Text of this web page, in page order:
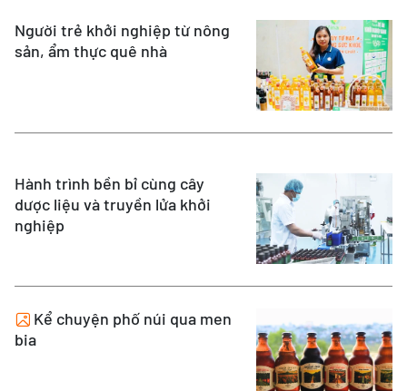
Người trẻ khởi nghiệp từ nông
sản, ẩm thực quê nhà
Hành trình bền bỉ cùng cây
dược liệu và truyền lửa khởi
nghiệp
Kể chuyện phố núi qua men
bia